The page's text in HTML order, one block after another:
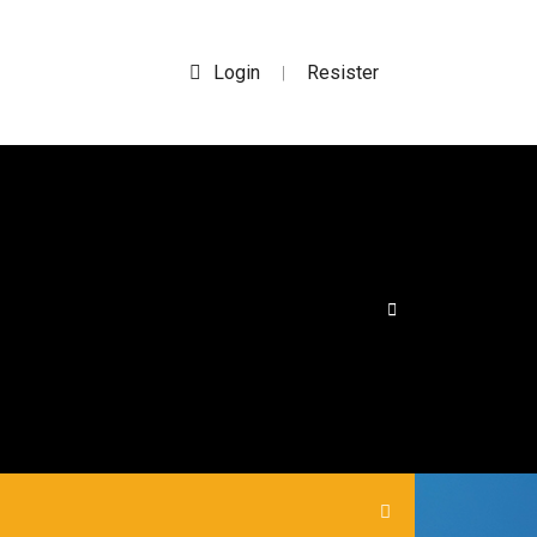
Login | Resister